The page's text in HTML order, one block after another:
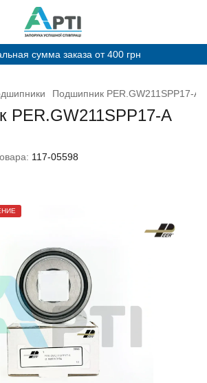
сумма заказа от 400 грн
Подшипник PER.GW211SPP17-A
PER.GW211SPP17-A
117-05598